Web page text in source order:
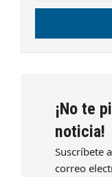
¡No te
noticia!
Suscríbete
correo